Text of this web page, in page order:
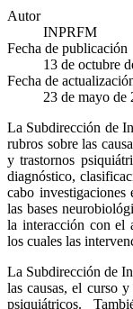
Autor
INPRFM
Fecha de publicación
13 de octubre
Fecha de
23 de mayo de
La Subdirección de
rubros sobre las
y trastornos
diagnóstico,
cabo
las bases
la interacción con el
los cuales las
La Subdirección de
las causas, el curso
psiquiátricos.